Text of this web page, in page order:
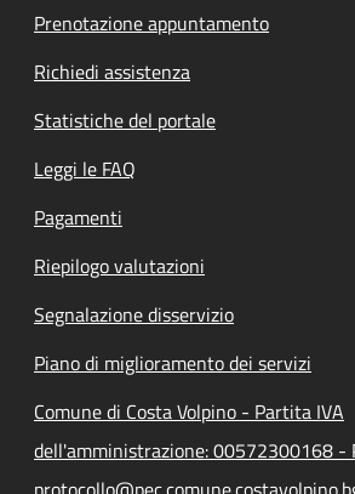
Prenotazione appuntamento
Richiedi assistenza
Statistiche del portale
Leggi le FAQ
Pagamenti
Riepilogo valutazioni
Segnalazione disservizio
Piano di miglioramento dei servizi
Comune di Costa Volpino - Partita IVA
dell'amministrazione: 00572300168 -